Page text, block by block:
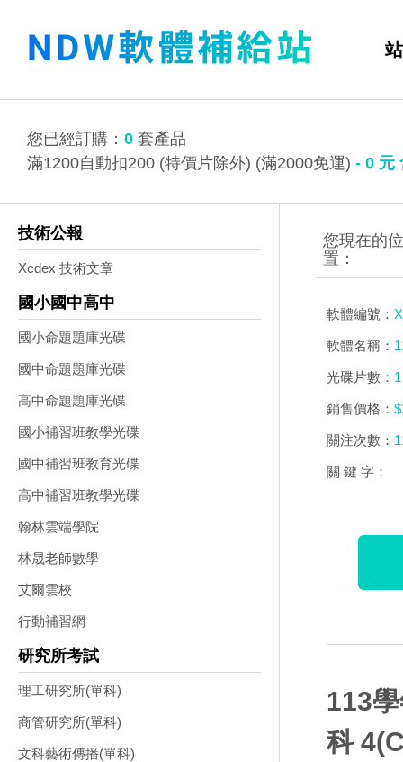
您已經訂購： 0 套產品
滿1200自動扣200 (特價片除外) (滿2000免運) - 0 元
技術公報
Xcdex 技術文章
國小國中高中
國小命題題庫光碟
國中命題題庫光碟
高中命題題庫光碟
國小補習班教學光碟
國中補習班教育光碟
高中補習班教學光碟
翰林雲端學院
林晟老師數學
艾爾雲校
行動補習網
研究所考試
理工研究所(單科)
商管研究所(單科)
文科藝術傳播(單科)
軟體編號：
軟體名稱：
光碟片數： 1
銷售價格：
關注次數：
關 鍵 字：
113
科